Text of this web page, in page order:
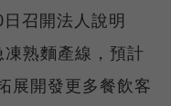
召開法人說明
熟麵產線，預計
展開發更多餐飲客